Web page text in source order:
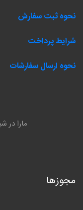
نحوه ثبت سفارش
شرایط پرداخت
نحوه ارسال سفارشات
مارا در
مجوزها